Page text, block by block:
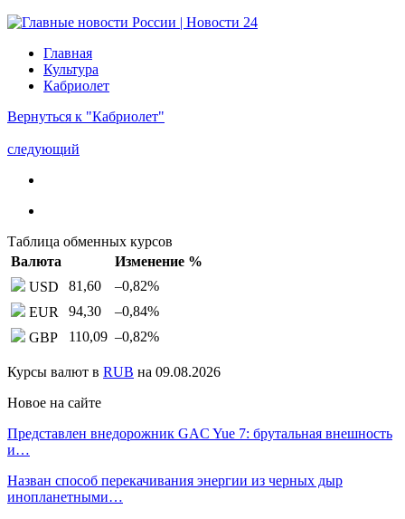
Главная
Культура
Кабриолет
Вернуться к "Кабриолет"
следующий
Таблица обменных курсов
Валюта
Изменение %
USD
81,60 –0,82%
EUR
94,30 –0,84%
GBP
110,09 –0,82%
Курсы валют в RUB на 09.08.2026
Новое на сайте
Представлен внедорожник GAC Yue 7: брутальная внешность
и…
Назван способ перекачивания энергии из черных дыр
инопланетными…